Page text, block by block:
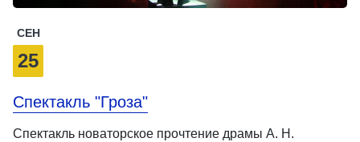
СЕН
25
Спектакль "Гроза"
Спектакль новаторское прочтение драмы А. Н.